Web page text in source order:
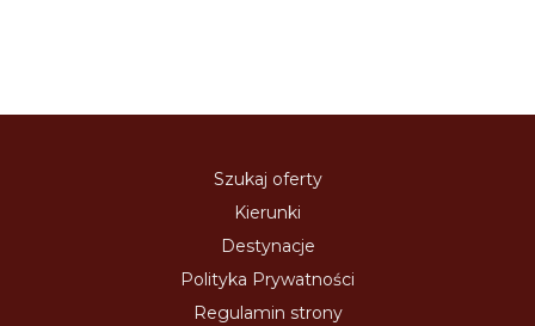
Szukaj oferty
Kierunki
Destynacje
Polityka Prywatności
Regulamin strony